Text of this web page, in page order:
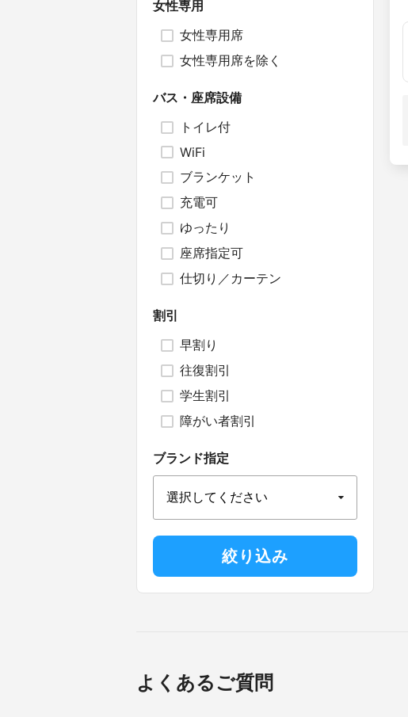
女性専用
女性専用席
女性専用席を除く
バス・座席設備
トイレ付
WiFi
ブランケット
充電可
ゆったり
座席指定可
仕切り／カーテン
割引
早割り
往復割引
学生割引
障がい者割引
ブランド指定
よくあるご質問